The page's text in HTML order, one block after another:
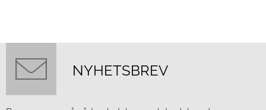
NYHETSBREV